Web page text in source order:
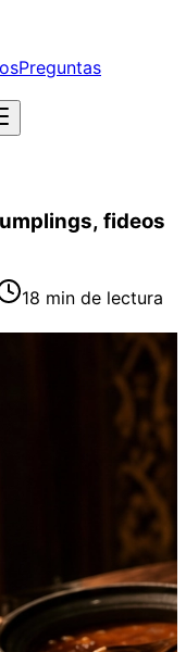
Preguntas
fideos
18 min de lectura